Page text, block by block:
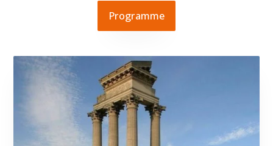
Programme